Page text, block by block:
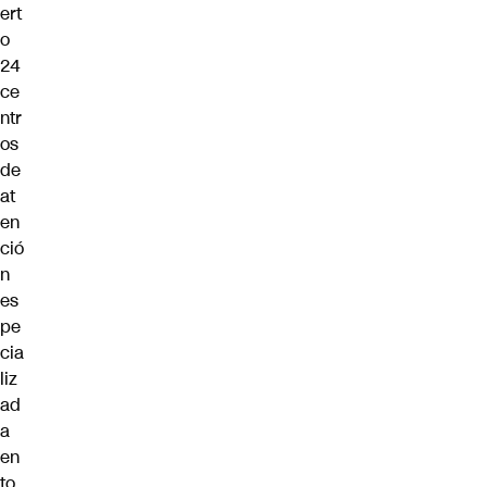
ert
o
24
ce
ntr
os
de
at
en
ció
n
es
pe
cia
liz
ad
a
en